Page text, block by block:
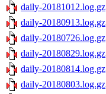
daily-20181012.log.gz
daily-20180913.log.gz
daily-20180726.log.gz
daily-20180829.log.gz
daily-20180814.log.gz
daily-20180803.log.gz